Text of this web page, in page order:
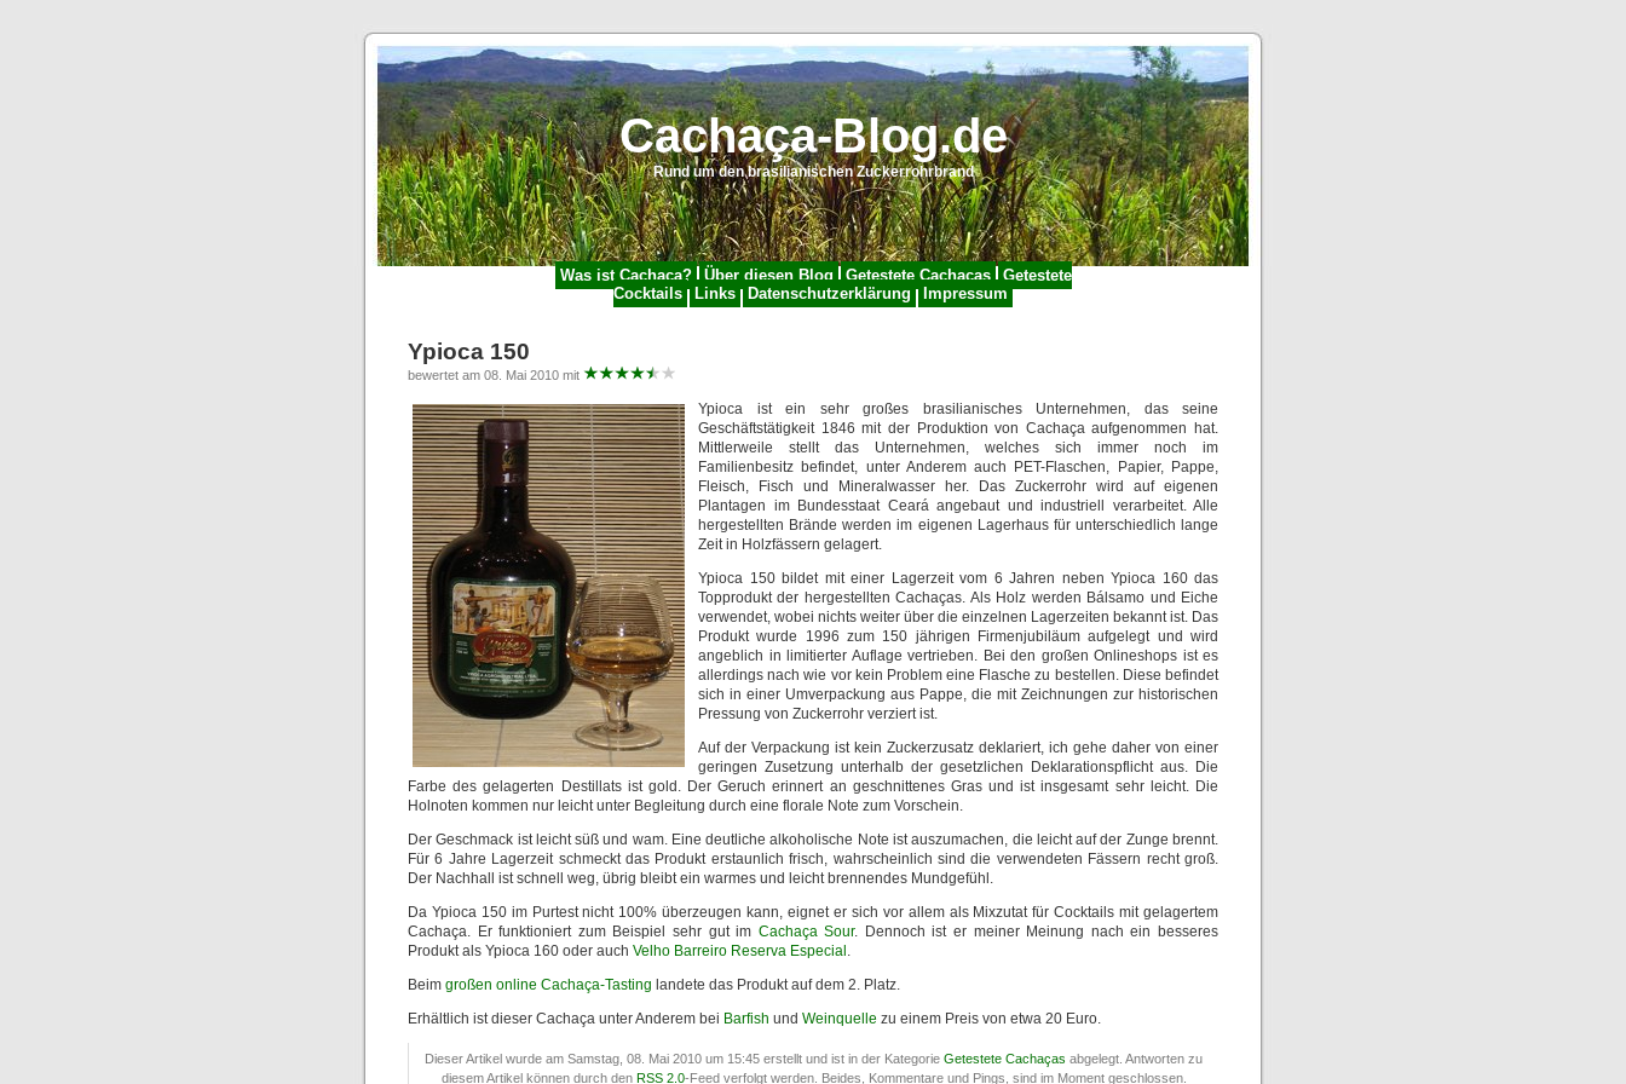
Cachaça-Blog.de
Rund um den brasilianischen Zuckerrohrbrand
Was ist Cachaça? Über diesen Blog Getestete Cachaças
Getestete
Cocktails
Links Datenschutzerklärung Impressum
Ypioca 150
bewertet am 08. Mai 2010 mit
Ypioca ist ein sehr großes brasilianisches Unternehmen, das seine
Geschäftstätigkeit 1846 mit der Produktion von Cachaça aufgenommen hat.
Mittlerweile stellt das Unternehmen, welches sich immer noch im
Familienbesitz befindet, unter Anderem auch PET-Flaschen, Papier, Pappe,
Fleisch, Fisch und Mineralwasser her. Das Zuckerrohr wird auf eigenen
Plantagen im Bundesstaat Ceará angebaut und industriell verarbeitet. Alle
hergestellten Brände werden im eigenen Lagerhaus für unterschiedlich lange
Zeit in Holzfässern gelagert.
Ypioca 150 bildet mit einer Lagerzeit vom 6 Jahren neben Ypioca 160 das
Topprodukt der hergestellten Cachaças. Als Holz werden Bálsamo und Eiche
verwendet, wobei nichts weiter über die einzelnen Lagerzeiten bekannt ist. Das
Produkt wurde 1996 zum 150 jährigen Firmenjubiläum aufgelegt und wird
angeblich in limitierter Auflage vertrieben. Bei den großen Onlineshops ist es
allerdings nach wie vor kein Problem eine Flasche zu bestellen. Diese befindet
sich in einer Umverpackung aus Pappe, die mit Zeichnungen zur historischen
Pressung von Zuckerrohr verziert ist.
Auf der Verpackung ist kein Zuckerzusatz deklariert, ich gehe daher von einer
geringen Zusetzung unterhalb der gesetzlichen Deklarationspflicht aus. Die
Farbe des gelagerten Destillats ist gold. Der Geruch erinnert an geschnittenes Gras und ist insgesamt sehr leicht. Die
Holnoten kommen nur leicht unter Begleitung durch eine florale Note zum Vorschein.
Der Geschmack ist leicht süß und wam. Eine deutliche alkoholische Note ist auszumachen, die leicht auf der Zunge brennt.
Für 6 Jahre Lagerzeit schmeckt das Produkt erstaunlich frisch, wahrscheinlich sind die verwendeten Fässern recht groß.
Der Nachhall ist schnell weg, übrig bleibt ein warmes und leicht brennendes Mundgefühl.
Da Ypioca 150 im Purtest nicht 100% überzeugen kann, eignet er sich vor allem als Mixzutat für Cocktails mit gelagertem
Cachaça. Er funktioniert zum Beispiel sehr gut im Cachaça Sour. Dennoch ist er meiner Meinung nach ein besseres
Produkt als Ypioca 160 oder auch Velho Barreiro Reserva Especial .
Beim großen online Cachaça-Tasting landete das Produkt auf dem 2. Platz.
Erhältlich ist dieser Cachaça unter Anderem bei Barfish und Weinquelle zu einem Preis von etwa 20 Euro.
Dieser Artikel wurde am Samstag, 08. Mai 2010 um 15:45 erstellt und ist in der Kategorie Getestete Cachaças abgelegt. Antworten zu
diesem Artikel können durch den RSS 2.0-Feed verfolgt werden. Beides, Kommentare und Pings, sind im Moment geschlossen.